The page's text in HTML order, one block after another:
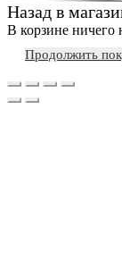
Назад в
В корзине ничего
Продолжить